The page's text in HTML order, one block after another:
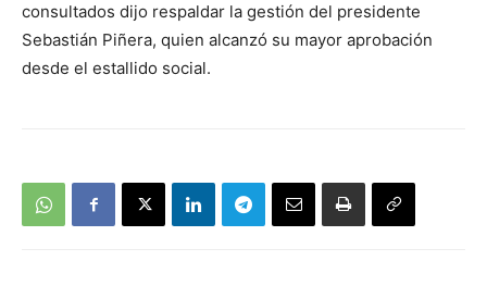
consultados dijo respaldar la gestión del presidente
Sebastián Piñera, quien alcanzó su mayor aprobación
desde el estallido social.